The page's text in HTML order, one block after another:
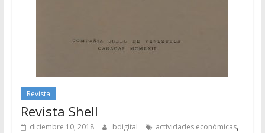
Revista
Revista Shell
diciembre 10, 2018 bdigital actividades económicas,